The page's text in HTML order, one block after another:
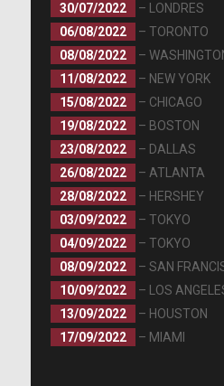
30/07/2022
– LONDRES
06/08/2022
– TORONTO
08/08/2022
–
11/08/2022
– NEW YORK
15/08/2022
– CHICAGO
19/08/2022
– BOSTON
23/08/2022
– DALLAS
26/08/2022
– ATLANTA
28/08/2022
– HERSHEY
03/09/2022
– TOKYO
04/09/2022
– TOKYO
08/09/2022
– SAN
10/09/2022
– LOS
13/09/2022
– HOUSTON
17/09/2022
– MIAMI